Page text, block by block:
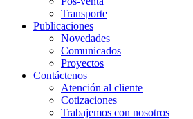
Transporte
Publicaciones
Novedades
Comunicados
Proyectos
Contáctenos
Atención al cliente
Cotizaciones
Trabajemos con nosotros